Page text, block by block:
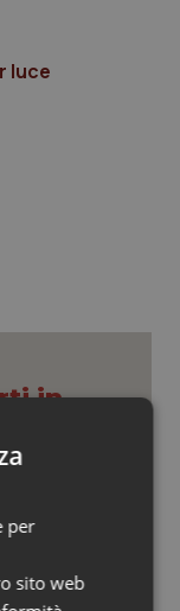
luce
in
del Senato:
Umberto
gli
per
sito web